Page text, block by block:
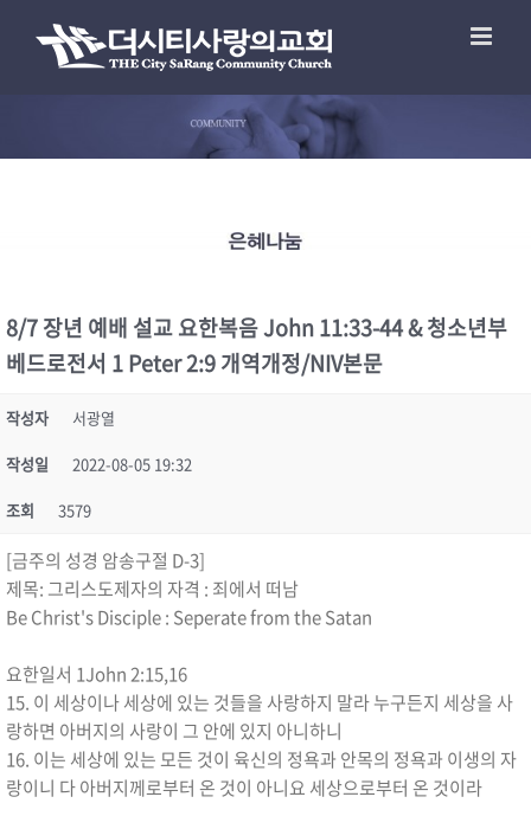
8/7 장년 예배 설교 요한복음 John 11:33-44 & 청소년부
베드로전서 1 Peter 2:9 개역개정/NIV본문
작성자 서광열
작성일 2022-08-05 19:32
조회 3579
[금주의 성경 암송구절 D-3]
제목: 그리스도제자의 자격 : 죄에서 떠남
Be Christ's Disciple : Seperate from the Satan
요한일서 1John 2:15,16
15. 이 세상이나 세상에 있는 것들을 사랑하지 말라 누구든지 세상을 사
랑하면 아버지의 사랑이 그 안에 있지 아니하니
16. 이는 세상에 있는 모든 것이 육신의 정욕과 안목의 정욕과 이생의 자
랑이니 다 아버지께로부터 온 것이 아니요 세상으로부터 온 것이라